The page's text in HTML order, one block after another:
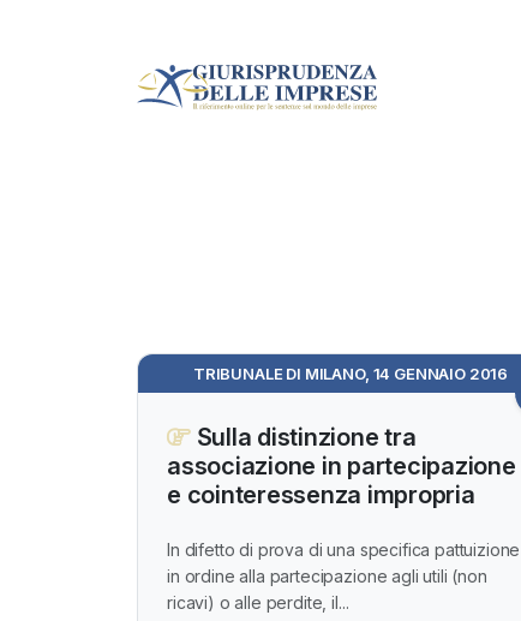
TRIBUNALE DI MILANO, 14 GENNAIO 2016
Sulla distinzione tra
associazione in partecipazione
e cointeressenza impropria
In difetto di prova di una specifica pattuizione
in ordine alla partecipazione agli utili (non
ricavi) o alle perdite, il...